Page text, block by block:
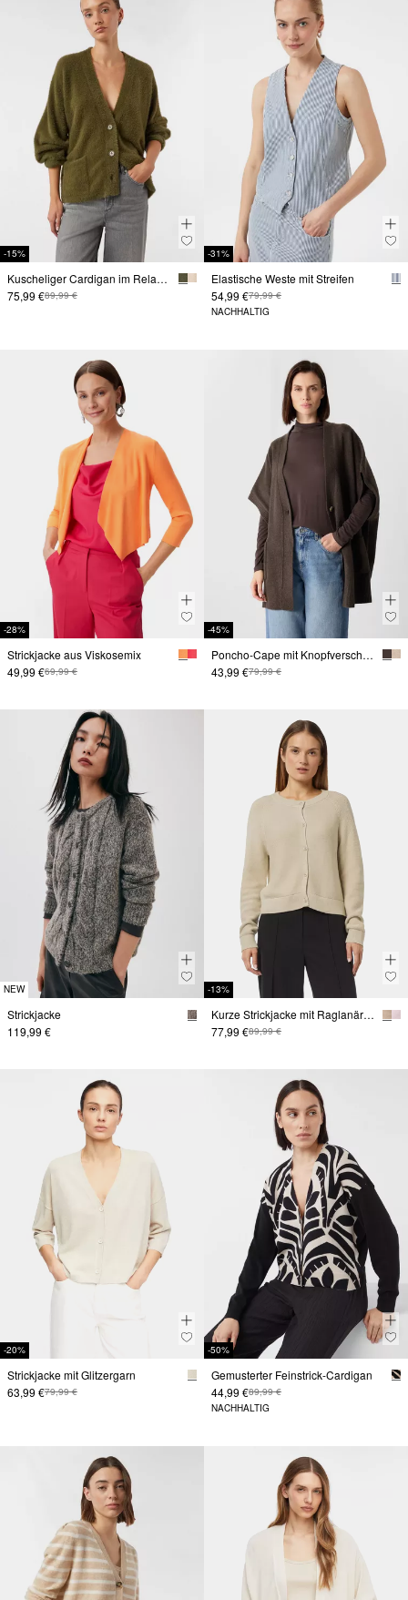
-15%
Kuscheliger Cardigan im Relaxed Fit
75,99 €89,99 €
-31%
Elastische Weste mit Streifen
54,99 €79,99 €
NACHHALTIG
-28%
Strickjacke aus Viskosemix
49,99 €69,99 €
-45%
Poncho-Cape mit Knopfverschluss
43,99 €79,99 €
NEW
Strickjacke
119,99 €
-13%
Kurze Strickjacke mit Raglanärmeln
77,99 €89,99 €
-20%
Strickjacke mit Glitzergarn
63,99 €79,99 €
-50%
Gemusterter Feinstrick-Cardigan
44,99 €89,99 €
NACHHALTIG